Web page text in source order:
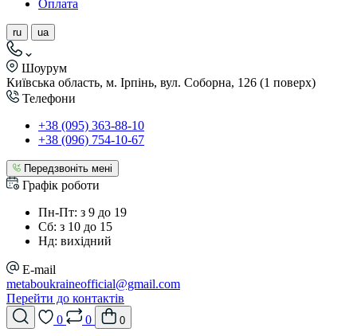
Оплата
ru ua
Шоурум
Київська область, м. Ірпінь, вул. Соборна, 126 (1 поверх)
Телефони
+38 (095) 363-88-10
+38 (096) 754-10-67
Передзвоніть мені
Графік роботи
Пн-Пт: з 9 до 19
Сб: з 10 до 15
Нд: вихідний
E-mail
metaboukraineofficial@gmail.com
Перейти до контактів
0
0 0